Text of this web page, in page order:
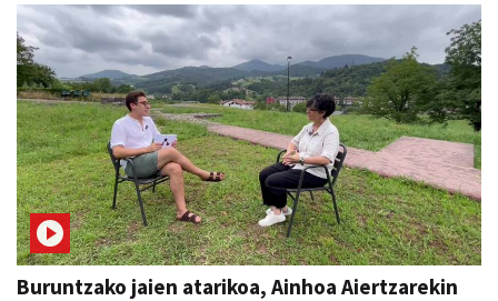
Buruntzako jaien atarikoa, Ainhoa Aiertzarekin